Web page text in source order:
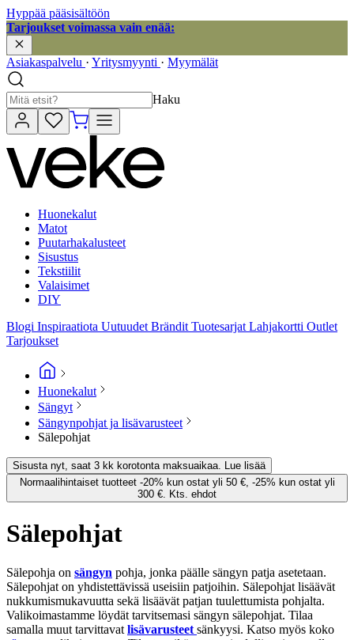
Hyppää pääsisältöön
Tarjoukset voimassa vain enää:
Asiakaspalvelu · Yritysmyynti · Myymälät
Haku
Huonekalut
Matot
Puutarhakalusteet
Sisustus
Tekstiilit
Valaisimet
DIY
Blogi Inspiraatiota Uutuudet Brändit Tuotesarjat Lahjakortti Outlet
Tarjoukset
Huonekalut
Sängyt
Sängynpohjat ja lisävarusteet
Sälepohjat
Sisusta nyt, saat 3 kk korotonta maksuaikaa. Lue lisää
Normaalihintaiset tuotteet -20% kun ostat yli 50 €, -25% kun ostat yli
300 €. Kts. ehdot
Sälepohjat
Sälepohja on sängyn pohja, jonka päälle sängyn patja asetetaan.
Sälepohjat on yhdistettävissä useisiin patjoihin. Sälepohjat lisäävät
nukkumismukavuutta sekä lisäävät patjan tuulettumista pohjalta.
Valikoimastamme löydät tarvitsemasi sängyn sälepohjat. Tilaa
samalla muut tarvittavat lisävarusteet sänkyysi. Katso myös koko